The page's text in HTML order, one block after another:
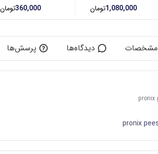
1,080,000تومان 360,000تومان
مشخصات دیدگاه‌ها پرسش‌ها